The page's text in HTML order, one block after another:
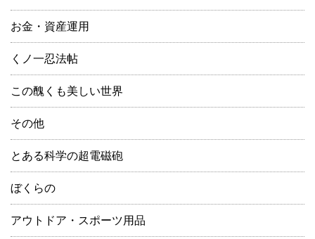
お金・資産運用
くノ一忍法帖
この醜くも美しい世界
その他
とある科学の超電磁砲
ぼくらの
アウトドア・スポーツ用品